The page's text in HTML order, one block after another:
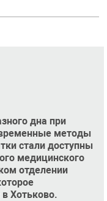
дна при
методы
стали доступны
медицинского
отделении
Хотьково.